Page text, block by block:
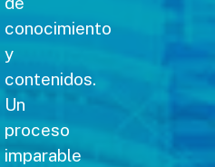
conocimiento
y
contenidos.
Un
proceso
imparable